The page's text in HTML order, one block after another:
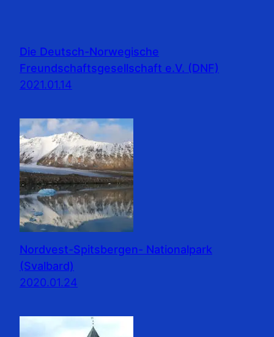
Die Deutsch-Norwegische
Freundschaftsgesellschaft e.V. (DNF)
2021.01.14
Nordvest-Spitsbergen- Nationalpark
(Svalbard)
2020.01.24